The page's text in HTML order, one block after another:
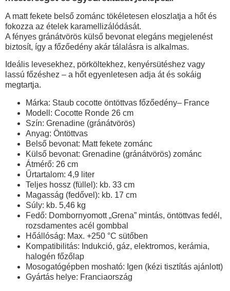
A matt fekete belső zománc tökéletesen eloszlatja a hőt és
fokozza az ételek karamellizálódását.
A fényes gránátvörös külső bevonatelegáns megjelenést
biztosít, így a főzőedény akár tálalásra is alkalmas.
Ideális levesekhez, pörköltekhez, kenyérsütéshez vagy
lassú főzéshez – a hőt egyenletesen adja át és sokáig
megtartja.
Márka: Staub cocotte öntöttvas főzőedény– France
Modell: Cocotte Ronde 26 cm
Szín: Grenadine (gránátvörös)
Anyag: Öntöttvas
Belső bevonat: Matt fekete zománc
Külső bevonat: Grenadine (gránátvörös) zománc
Átmérő: 26 cm
Űrtartalom: 4,9 liter
Teljes hossz (füllel): kb. 33 cm
Magasság (fedővel): kb. 17 cm
Súly: kb. 5,46 kg
Fedő: Dombornyomott „Grena” mintás, öntöttvas fedél,
rozsdamentes acél gombbal
Hőállóság: Max. +250 °C sütőben
Kompatibilitás: Indukció, gáz, elektromos, kerámia,
halogén főzőlap
Mosogatógépben mosható: Igen (kézi tisztítás ajánlott)
Gyártás helye: Franciaország